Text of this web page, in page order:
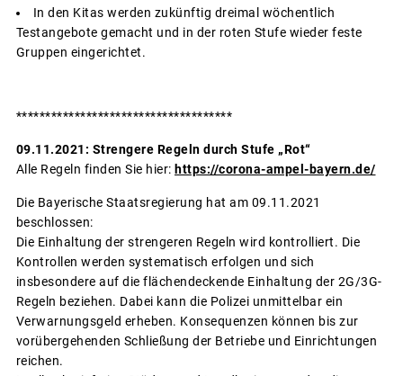
In den Kitas werden zukünftig dreimal wöchentlich
Testangebote gemacht und in der roten Stufe wieder feste
Gruppen eingerichtet.
*************************************
09.11.2021: Strengere Regeln durch Stufe „Rot“
Alle Regeln finden Sie hier: https://corona-ampel-bayern.de/
Die Bayerische Staatsregierung hat am 09.11.2021
beschlossen:
Die Einhaltung der strengeren Regeln wird kontrolliert. Die
Kontrollen werden systematisch erfolgen und sich
insbesondere auf die flächendeckende Einhaltung der 2G/3G-
Regeln beziehen. Dabei kann die Polizei unmittelbar ein
Verwarnungsgeld erheben. Konsequenzen können bis zur
vorübergehenden Schließung der Betriebe und Einrichtungen
reichen.